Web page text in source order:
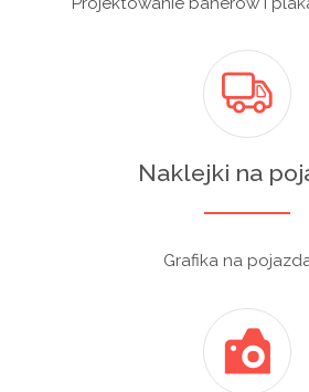
Naklejki na
Grafika na